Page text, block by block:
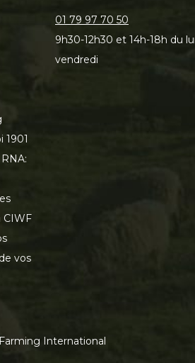
1901
CIWF
vos
01 79 97 70 50
9h30-12h30 et 14h-18h du
vendredi
International